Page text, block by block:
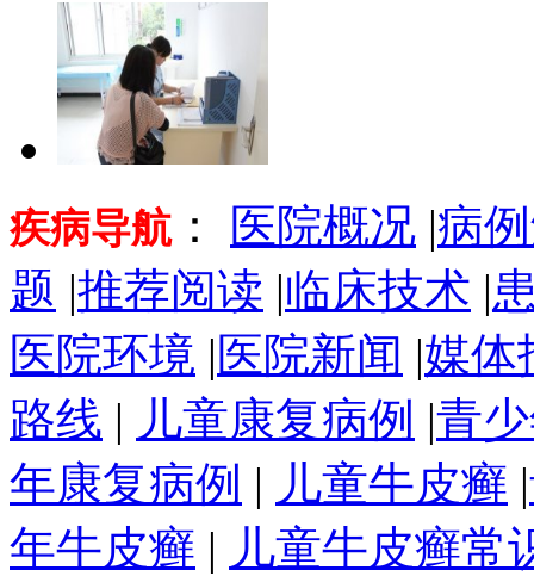
疾病导航： 医院概况 |病
题 |推荐阅读 |临床技术 |
医院环境 |医院新闻 |媒体
路线 | 儿童康复病例 |青
年康复病例 | 儿童牛皮癣 |
年牛皮癣 | 儿童牛皮癣常